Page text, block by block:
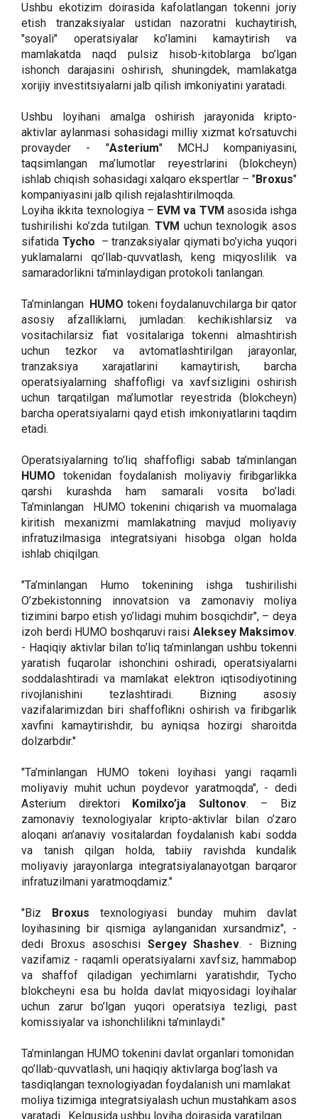
Ushbu ekotizim doirasida kafolatlangan tokenni joriy
etish tranzaksiyalar ustidan nazoratni kuchaytirish,
"soyali" operatsiyalar ko’lamini kamaytirish va
mamlakatda naqd pulsiz hisob-kitoblarga bo’lgan
ishonch darajasini oshirish, shuningdek, mamlakatga
xorijiy investitsiyalarni jalb qilish imkoniyatini yaratadi.
Ushbu loyihani amalga oshirish jarayonida kripto-
aktivlar aylanmasi sohasidagi milliy xizmat ko’rsatuvchi
provayder - "Asterium" MCHJ kompaniyasini,
taqsimlangan ma’lumotlar reyestrlarini (blokcheyn)
ishlab chiqish sohasidagi xalqaro ekspertlar – "Broxus"
kompaniyasini jalb qilish rejalashtirilmoqda.
Loyiha ikkita texnologiya – EVM va TVM asosida ishga
tushirilishi ko’zda tutilgan. TVM uchun texnologik asos
sifatida Tycho – tranzaksiyalar qiymati bo’yicha yuqori
yuklamalarni qo’llab-quvvatlash, keng miqyoslilik va
samaradorlikni ta’minlaydigan protokoli tanlangan.
Ta’minlangan HUMO tokeni foydalanuvchilarga bir qator
asosiy afzalliklarni, jumladan: kechikishlarsiz va
vositachilarsiz fiat vositalariga tokenni almashtirish
uchun tezkor va avtomatlashtirilgan jarayonlar,
tranzaksiya xarajatlarini kamaytirish, barcha
operatsiyalarning shaffofligi va xavfsizligini oshirish
uchun tarqatilgan ma’lumotlar reyestrida (blokcheyn)
barcha operatsiyalarni qayd etish imkoniyatlarini taqdim
etadi.
Operatsiyalarning to’liq shaffofligi sabab ta’minlangan
HUMO tokenidan foydalanish moliyaviy firibgarlikka
qarshi kurashda ham samarali vosita bo’ladi.
Ta’minlangan HUMO tokenini chiqarish va muomalaga
kiritish mexanizmi mamlakatning mavjud moliyaviy
infratuzilmasiga integratsiyani hisobga olgan holda
ishlab chiqilgan.
"Ta’minlangan Humo tokenining ishga tushirilishi
O’zbekistonning innovatsion va zamonaviy moliya
tizimini barpo etish yo’lidagi muhim bosqichdir", – deya
izoh berdi HUMO boshqaruvi raisi Aleksey Maksimov.
- Haqiqiy aktivlar bilan to’liq ta’minlangan ushbu tokenni
yaratish fuqarolar ishonchini oshiradi, operatsiyalarni
soddalashtiradi va mamlakat elektron iqtisodiyotining
rivojlanishini tezlashtiradi. Bizning asosiy
vazifalarimizdan biri shaffoflikni oshirish va firibgarlik
xavfini kamaytirishdir, bu ayniqsa hozirgi sharoitda
dolzarbdir."
"Ta’minlangan HUMO tokeni loyihasi yangi raqamli
moliyaviy muhit uchun poydevor yaratmoqda", - dedi
Asterium direktori
Komilxo’ja Sultonov. – Biz
zamonaviy texnologiyalar kripto-aktivlar bilan o’zaro
aloqani an’anaviy vositalardan foydalanish kabi sodda
va tanish qilgan holda, tabiiy ravishda kundalik
moliyaviy jarayonlarga integratsiyalanayotgan barqaror
infratuzilmani yaratmoqdamiz."
"Biz Broxus texnologiyasi bunday muhim davlat
loyihasining bir qismiga aylanganidan xursandmiz", -
dedi Broxus asoschisi Sergey Shashev. - Bizning
vazifamiz - raqamli operatsiyalarni xavfsiz, hammabop
va shaffof qiladigan yechimlarni yaratishdir, Tycho
blokcheyni esa bu holda davlat miqyosidagi loyihalar
uchun zarur bo’lgan yuqori operatsiya tezligi, past
komissiyalar va ishonchlilikni ta’minlaydi."
Ta’minlangan HUMO tokenini davlat organlari tomonidan
qo’llab-quvvatlash, uni haqiqiy aktivlarga bog’lash va
tasdiqlangan texnologiyadan foydalanish uni mamlakat
moliya tizimiga integratsiyalash uchun mustahkam asos
yaratadi. Kelgusida ushbu loyiha doirasida yaratilgan